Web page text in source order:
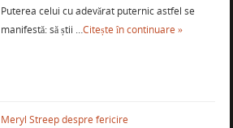
Puterea celui cu adevărat puternic astfel se
manifestă: să știi …Citește în continuare »
Meryl Streep despre fericire